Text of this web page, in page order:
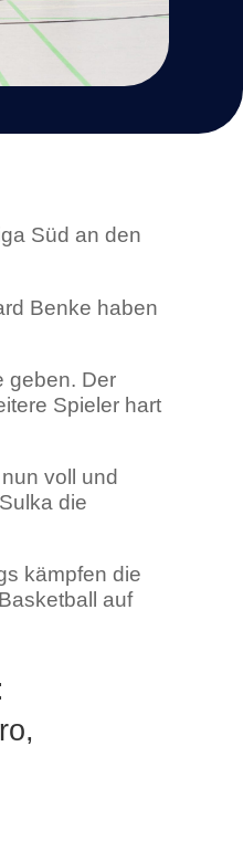
Süd an den
Benke haben
geben. Der
Spieler hart
voll und
die
kämpfen die
auf